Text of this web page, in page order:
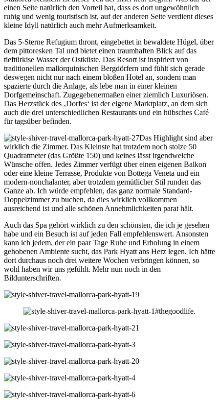
einen Seite natürlich den Vorteil hat, dass es dort ungewöhnlich
ruhig und wenig touristisch ist, auf der anderen Seite verdient dieses
kleine Idyll natürlich auch mehr Aufmerksamkeit.
Das 5-Sterne Refugium thront, eingebettet in bewaldete Hügel, über
dem pittoresken Tal und bietet einen traumhaften Blick auf das
tieftürkise Wasser der Ostküste. Das Resort ist inspiriert von
traditionellen mallorquinischen Bergdörfern und fühlt sich gerade
deswegen nicht nur nach einem bloßen Hotel an, sondern man
spazierte durch die Anlage, als lebe man in einer kleinen
Dorfgemeinschaft. Zugegebenermaßen einer ziemlich Luxuriösen.
Das Herzstück des ‚Dorfes‘ ist der eigene Marktplatz, an dem sich
auch die drei unterschiedlichen Restaurants und ein hübsches Café
für tagsüber befinden.
Das Highlight sind aber
wirklich die Zimmer. Das Kleinste hat trotzdem noch stolze 50
Quadratmeter (das Größte 150) und keines lässt irgendwelche
Wünsche offen. Jedes Zimmer verfügt über einen eigenen Balkon
oder eine kleine Terrasse, Produkte von Bottega Veneta und ein
modern-nonchalanter, aber trotzdem gemütlicher Stil runden das
Ganze ab. Ich würde empfehlen, das ganz normale Standard-
Doppelzimmer zu buchen, da dies wirklich vollkommen
ausreichend ist und alle schönen Annehmlichkeiten parat hält.
Auch das Spa gehört wirklich zu den schönsten, die ich je gesehen
habe und ein Besuch ist auf jeden Fall empfehlenswert. Ansonsten
kann ich jedem, der ein paar Tage Ruhe und Erholung in einem
gehobenen Ambiente sucht, das Park Hyatt ans Herz legen. Ich hätte
dort durchaus noch drei weitere Wochen verbringen können, so
wohl haben wir uns gefühlt. Mehr nun noch in den
Bildunterschriften.
#thegoodlife.